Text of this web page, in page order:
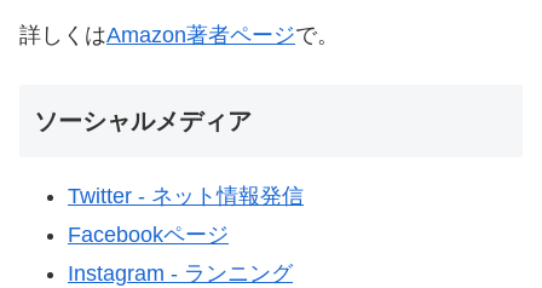
詳しくはAmazon著者ページで。
ソーシャルメディア
Twitter - ネット情報発信
Facebookページ
Instagram - ランニング